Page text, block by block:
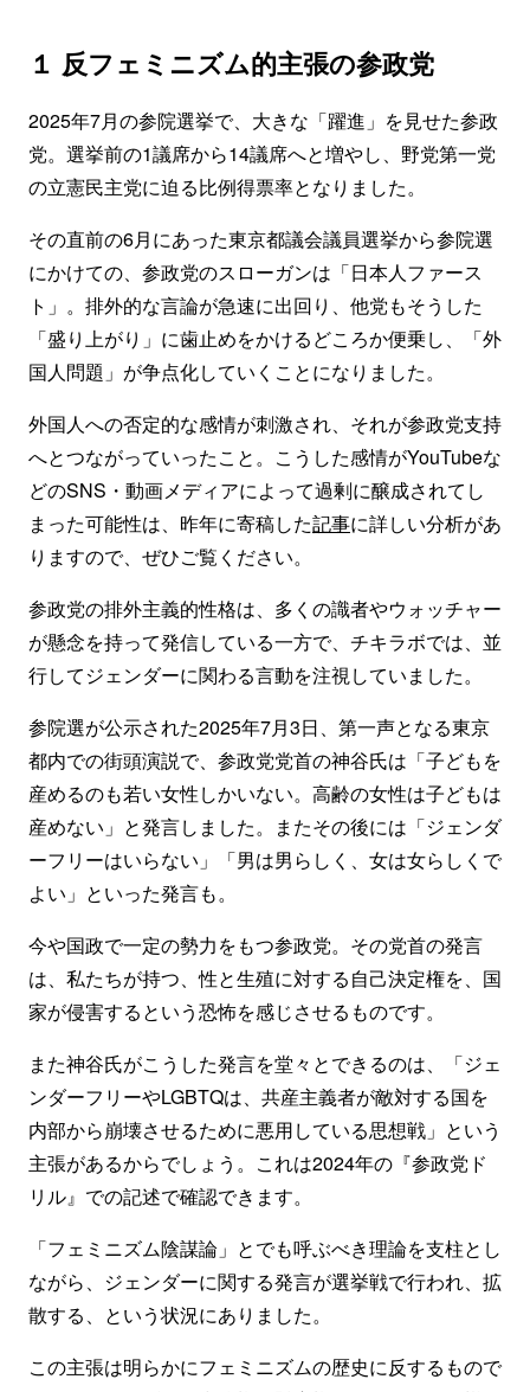
１ 反フェミニズム的主張の参政党
2025年7月の参院選挙で、大きな「躍進」を見せた参政
党。選挙前の1議席から14議席へと増やし、野党第一党
の立憲民主党に迫る比例得票率となりました。
その直前の6月にあった東京都議会議員選挙から参院選
にかけての、参政党のスローガンは「日本人ファース
ト」。排外的な言論が急速に出回り、他党もそうした
「盛り上がり」に歯止めをかけるどころか便乗し、「外
国人問題」が争点化していくことになりました。
外国人への否定的な感情が刺激され、それが参政党支持
へとつながっていったこと。こうした感情がYouTubeな
どのSNS・動画メディアによって過剰に醸成されてし
まった可能性は、昨年に寄稿した記事に詳しい分析があ
りますので、ぜひご覧ください。
参政党の排外主義的性格は、多くの識者やウォッチャー
が懸念を持って発信している一方で、チキラボでは、並
行してジェンダーに関わる言動を注視していました。
参院選が公示された2025年7月3日、第一声となる東京
都内での街頭演説で、参政党党首の神谷氏は「子どもを
産めるのも若い女性しかいない。高齢の女性は子どもは
産めない」と発言しました。またその後には「ジェンダ
ーフリーはいらない」「男は男らしく、女は女らしくで
よい」といった発言も。
今や国政で一定の勢力をもつ参政党。その党首の発言
は、私たちが持つ、性と生殖に対する自己決定権を、国
家が侵害するという恐怖を感じさせるものです。
また神谷氏がこうした発言を堂々とできるのは、「ジェ
ンダーフリーやLGBTQは、共産主義者が敵対する国を
内部から崩壊させるために悪用している思想戦」という
主張があるからでしょう。これは2024年の『参政党ド
リル』での記述で確認できます。
「フェミニズム陰謀論」とでも呼ぶべき理論を支柱とし
ながら、ジェンダーに関する発言が選挙戦で行われ、拡
散する、という状況にありました。
この主張は明らかにフェミニズムの歴史に反するもので